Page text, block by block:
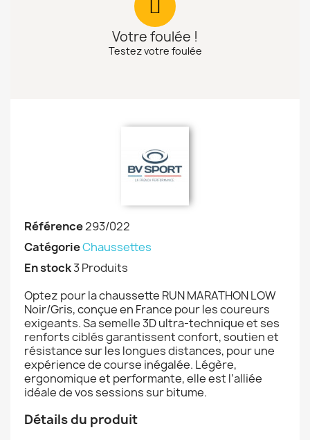
Votre foulée !
Testez votre foulée
Référence293/022
CatégorieChaussettes
En stock3 Produits
Optez pour la chaussette RUN MARATHON LOW
Noir/Gris, conçue en France pour les coureurs
exigeants. Sa semelle 3D ultra-technique et ses
renforts ciblés garantissent confort, soutien et
résistance sur les longues distances, pour une
expérience de course inégalée. Légère,
ergonomique et performante, elle est l’alliée
idéale de vos sessions sur bitume.
Détails du produit